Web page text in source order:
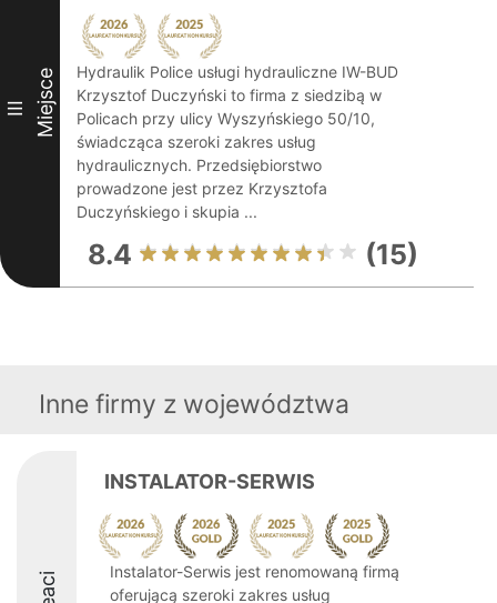
III Miejsce
Hydraulik Police usługi hydrauliczne IW-BUD
Krzysztof Duczyński to firma z siedzibą w
Policach przy ulicy Wyszyńskiego 50/10,
świadcząca szeroki zakres usług
hydraulicznych. Przedsiębiorstwo
prowadzone jest przez Krzysztofa
Duczyńskiego i skupia ...
8.4 (15)
Inne firmy z województwa
INSTALATOR-SERWIS
Instalator-Serwis jest renomowaną firmą
oferującą szeroki zakres usług